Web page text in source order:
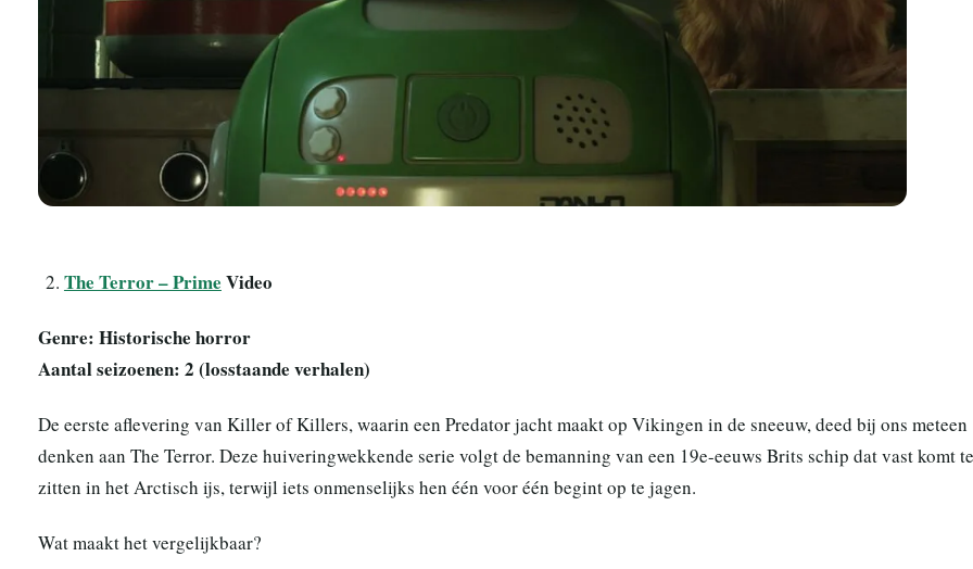
The Terror – Prime Video
Genre: Historische horror
Aantal seizoenen: 2 (losstaande verhalen)
De eerste aflevering van Killer of Killers, waarin een Predator jacht maakt op Vikingen in de sneeuw, deed bij ons meteen
denken aan The Terror. Deze huiveringwekkende serie volgt de bemanning van een 19e-eeuws Brits schip dat vast komt te
zitten in het Arctisch ijs, terwijl iets onmenselijks hen één voor één begint op te jagen.
Wat maakt het vergelijkbaar?